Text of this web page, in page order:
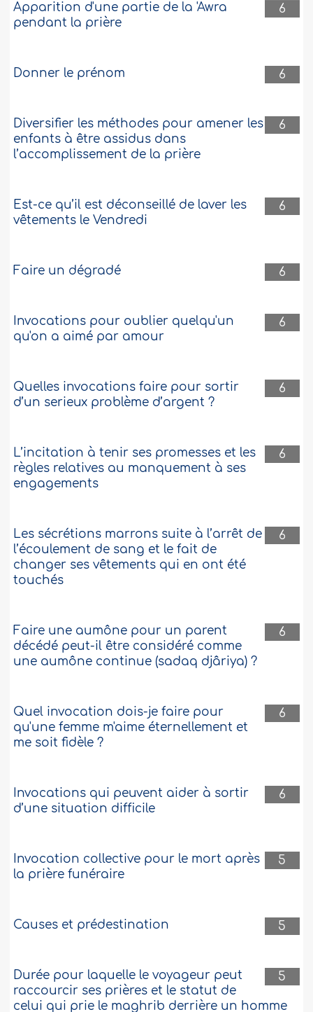
6
Apparition d'une partie de la 'Awra
pendant la prière
6
Donner le prénom
6
Diversifier les méthodes pour amener les
enfants à être assidus dans
l’accomplissement de la prière
6
Est-ce qu’il est déconseillé de laver les
vêtements le Vendredi
6
Faire un dégradé
6
Invocations pour oublier quelqu'un
qu'on a aimé par amour
6
Quelles invocations faire pour sortir
d’un serieux problème d’argent ?
6
L’incitation à tenir ses promesses et les
règles relatives au manquement à ses
engagements
6
Les sécrétions marrons suite à l’arrêt de
l’écoulement de sang et le fait de
changer ses vêtements qui en ont été
touchés
6
Faire une aumône pour un parent
décédé peut-il être considéré comme
une aumône continue (sadaq djâriya) ?
6
Quel invocation dois-je faire pour
qu'une femme m'aime éternellement et
me soit fidèle ?
6
Invocations qui peuvent aider à sortir
d’une situation difficile
5
Invocation collective pour le mort après
la prière funéraire
5
Causes et prédestination
5
Durée pour laquelle le voyageur peut
raccourcir ses prières et le statut de
celui qui prie le maghrib derrière un homme